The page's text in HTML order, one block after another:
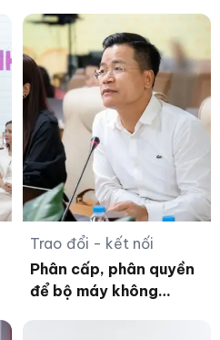
Trao đổi - kết nối
Phân cấp, phân quyền
để bộ máy không